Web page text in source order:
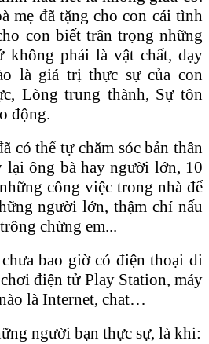
mẹ đã tặng cho con cái tình
con biết trân trọng những
không phải là vật chất, dạy
là giá trị thực sự của con
Lòng trung thành, Sự tôn
động.
có thể tự chăm sóc bản thân
lại ông bà hay người lớn, 10
công việc trong nhà để
người lớn, thậm chí nấu
chừng em...
bao giờ có điện thoại di
điện tử Play Station, máy
là Internet, chat…
người bạn thực sự, là khi: